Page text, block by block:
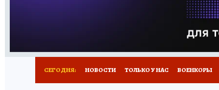
НОВОЕ
СЕГОДНЯ: НОВОСТИ ТОЛЬКО У НАС ВОЕНКОРЫ